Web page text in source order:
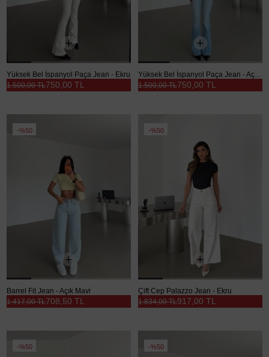
Yüksek Bel İspanyol Paça Jean - Ekru
750,00 TL
1.500,00 TL 750,00 TL
1.500,00 TL
%50
Barrel Fit Jean - Açık Mavi
708,50 TL
1.417,00 TL
%50
Çift Cep Palazzo Jean - Ekru
917,00 TL
1.834,00 TL
%50 %50